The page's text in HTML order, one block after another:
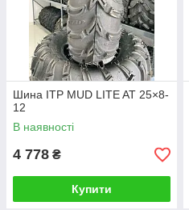
Шина ITP MUD LITE AT 25×8-
12
В наявності
4 778 ₴
Купити